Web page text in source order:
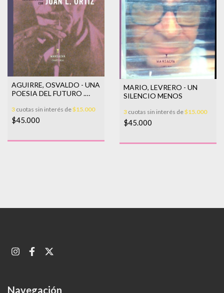
AGUIRRE, OSVALDO - UNA
POESIA DEL FUTURO .
3 cuotas sin interés de$15.000
$45.000
MARIO, LEVRERO - UN
SILENCIO MENOS
3 cuotas sin interés de$15.000
$45.000
Navegación